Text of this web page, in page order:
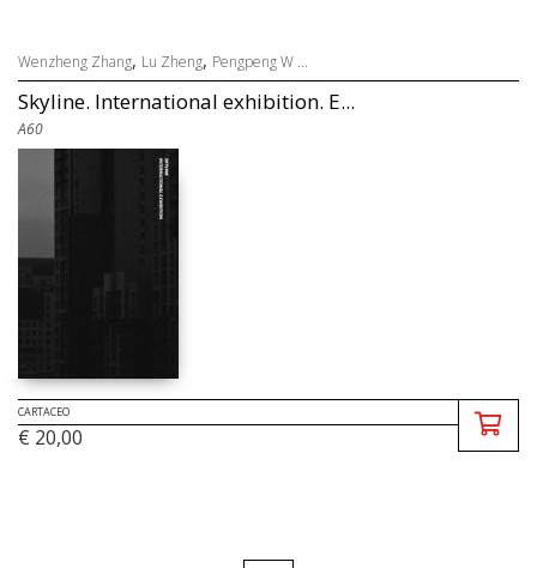
Wenzheng Zhang, Lu Zheng, Pengpeng W ...
Skyline. International exhibition. E...
A60
CARTACEO
€ 20,00